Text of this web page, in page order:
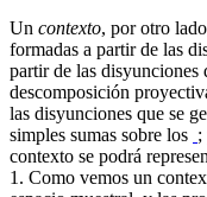
Un contexto, por otro
formadas a partir de las
partir de las disyunciones
descomposición
las disyunciones que se
simples sumas sobre los ;
contexto se podrá
1. Como vemos un